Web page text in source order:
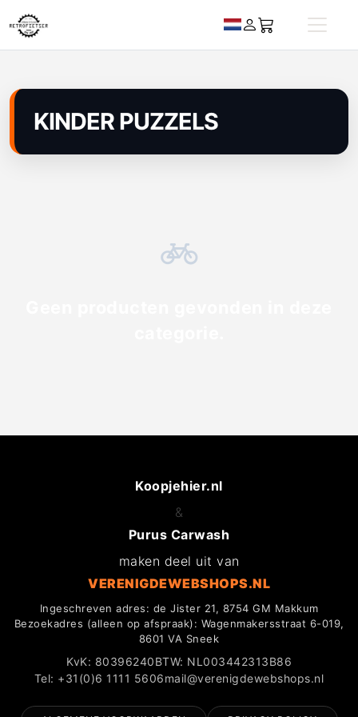
KINDER PUZZELS
Koopjehier.nl
&
Purus Carwash
maken deel uit van
VERENIGDEWEBSHOPS.NL
Ingeschreven adres: de Jister 21, 8754 GM Makkum
Bezoekadres (alleen op afspraak): Wagenmakersstraat 6-019,
8601 VA Sneek
KvK: 80396240BTW: NL003442313B86
Tel: +31(0)6 1111 5606mail@verenigdewebshops.nl